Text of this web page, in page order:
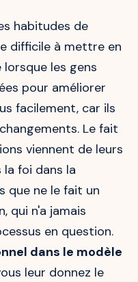
habitudes de
difficile à mettre en
les gens
pour améliorer
facilement, car ils
Le fait
viennent de leurs
foi dans la
que ne le fait un
qui n'a jamais
en question.
dans le modèle
leur donnez le